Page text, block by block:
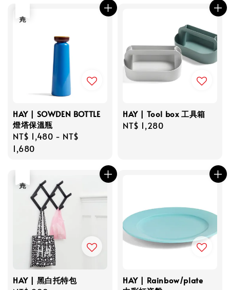
HAY | SOWDEN BOTTLE
燈塔保溫瓶
Regular
price
NT$ 1,480 - NT$
1,680
HAY | Tool box 工具箱
Regular
NT$ 1,280
HAY | 黑白托特包
HAY | Rainbow/plate